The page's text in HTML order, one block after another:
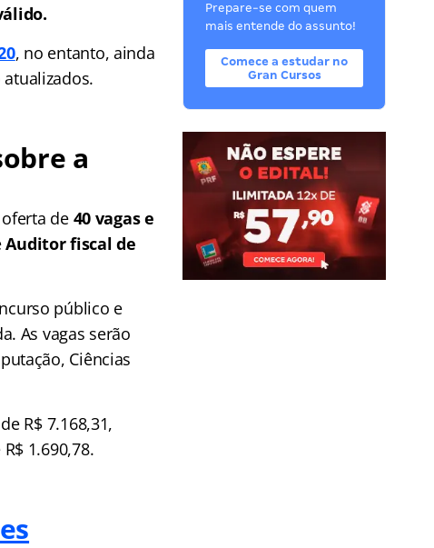
, no entanto, ainda
a
de 40 vagas e
Auditor fiscal de
público e
As vagas serão
Ciências
R$ 7.168,31,
1.690,78.
Prepare-se com quem
mais entende do assunto!
Comece a estudar no
Gran Cursos